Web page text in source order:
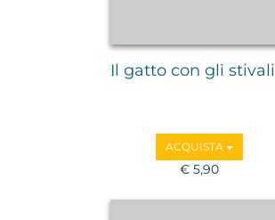
Il gatto con gli stivali
ACQUISTA
€ 5,90